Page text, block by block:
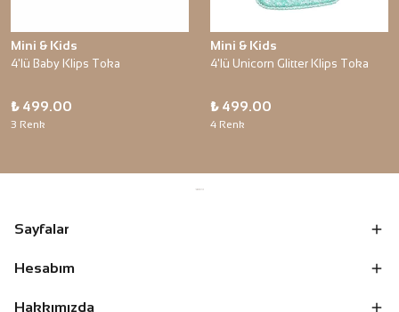
Mini & Kids
4'lü Baby Klips Toka
₺ 499.00
3 Renk
Mini & Kids
4'lü Unicorn Glitter Klips Toka
₺ 499.00
4 Renk
Sayfalar
Hesabım
Hakkımızda